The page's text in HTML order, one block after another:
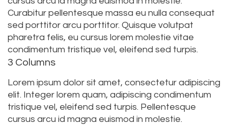
Curabitur pellentesque massa eu nulla consequat
sed porttitor arcu porttitor. Quisque volutpat
pharetra felis, eu cursus lorem molestie vitae
condimentum tristique vel, eleifend sed turpis.
3 Columns
Lorem ipsum dolor sit amet, consectetur adipiscing
elit. Integer lorem quam, adipiscing condimentum
tristique vel, eleifend sed turpis. Pellentesque
cursus arcu id magna euismod in molestie.